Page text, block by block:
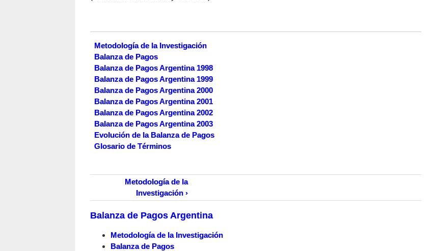
Metodología de la Investigación
Balanza de Pagos
Balanza de Pagos Argentina 1998
Balanza de Pagos Argentina 1999
Balanza de Pagos Argentina 2000
Balanza de Pagos Argentina 2001
Balanza de Pagos Argentina 2002
Balanza de Pagos Argentina 2003
Evolución de la Balanza de Pagos
Glosario de Términos
Metodología de la
Investigación ›
Balanza de Pagos Argentina
Metodología de la Investigación
Balanza de Pagos